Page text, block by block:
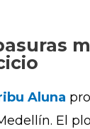
Aluna
El